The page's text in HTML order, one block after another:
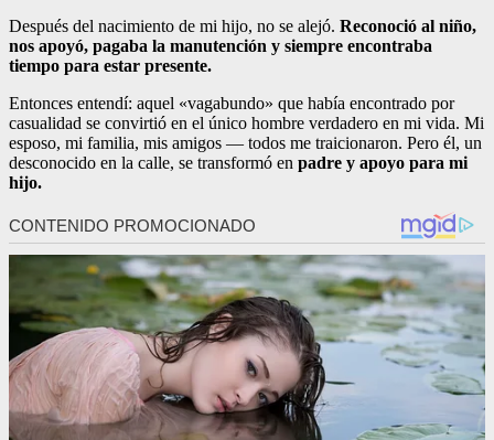
Después del nacimiento de mi hijo, no se alejó. Reconoció al niño,
nos apoyó, pagaba la manutención y siempre encontraba
tiempo para estar presente.
Entonces entendí: aquel «vagabundo» que había encontrado por
casualidad se convirtió en el único hombre verdadero en mi vida. Mi
esposo, mi familia, mis amigos — todos me traicionaron. Pero él, un
desconocido en la calle, se transformó en padre y apoyo para mi
hijo.